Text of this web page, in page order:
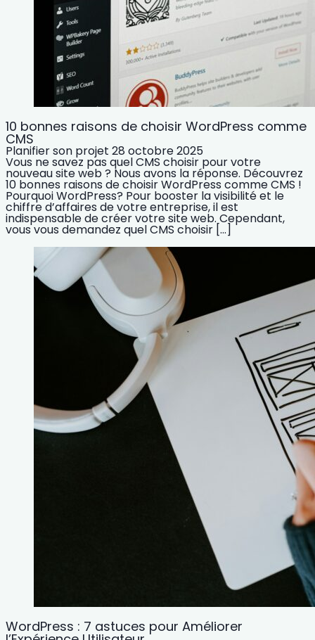
10 bonnes raisons de choisir WordPress comme
CMS
Planifier son projet 28 octobre 2025
Vous ne savez pas quel CMS choisir pour votre
nouveau site web ? Nous avons la réponse. Découvrez
10 bonnes raisons de choisir WordPress comme CMS !
Pourquoi WordPress? Pour booster la visibilité et le
chiffre d’affaires de votre entreprise, il est
indispensable de créer votre site web. Cependant,
vous vous demandez quel CMS choisir […]
WordPress : 7 astuces pour Améliorer